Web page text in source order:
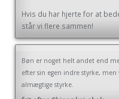
Hvis du har hjerte for at
står vi flere sammen!
Bøn er noget helt andet end
efter sin egen indre styrke,
almægtige styrke.